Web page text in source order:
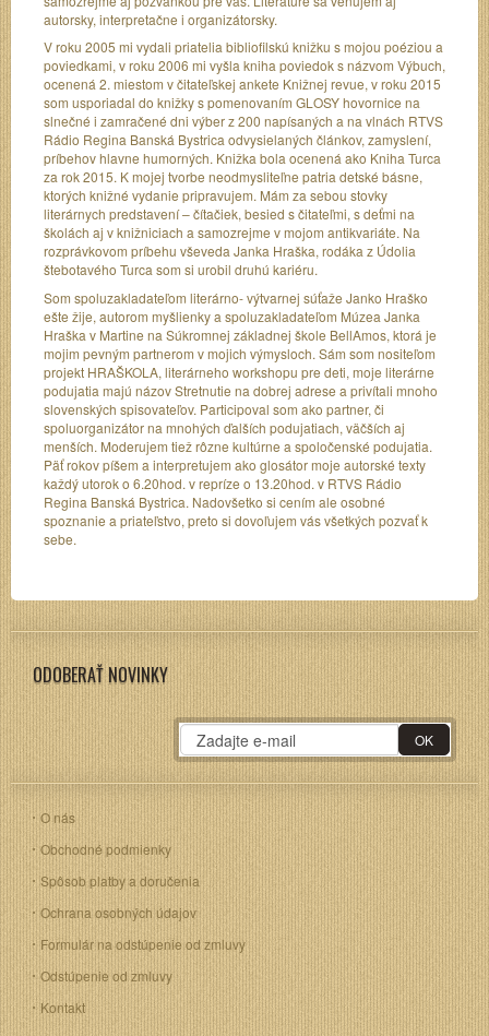
autorsky, interpretačne i organizátorsky.
V roku 2005 mi vydali priatelia bibliofilskú knižku s mojou poéziou a
poviedkami, v roku 2006 mi vyšla kniha poviedok s názvom Výbuch,
ocenená 2. miestom v čitateľskej ankete Knižnej revue, v roku 2015
som usporiadal do knižky s pomenovaním GLOSY hovornice na
slnečné i zamračené dni výber z 200 napísaných a na vlnách RTVS
Rádio Regina Banská Bystrica odvysielaných článkov, zamyslení,
príbehov hlavne humorných. Knižka bola ocenená ako Kniha Turca
za rok 2015. K mojej tvorbe neodmysliteľne patria detské básne,
ktorých knižné vydanie pripravujem. Mám za sebou stovky
literárnych predstavení – čítačiek, besied s čitateľmi, s deťmi na
školách aj v knižniciach a samozrejme v mojom antikvariáte. Na
rozprávkovom príbehu vševeda Janka Hraška, rodáka z Údolia
štebotavého Turca som si urobil druhú kariéru.
Som spoluzakladateľom literárno- výtvarnej súťaže Janko Hraško
ešte žije, autorom myšlienky a spoluzakladateľom Múzea Janka
Hraška v Martine na Súkromnej základnej škole BellAmos, ktorá je
mojim pevným partnerom v mojich výmysloch. Sám som nositeľom
projekt HRAŠKOLA, literárneho workshopu pre deti, moje literárne
podujatia majú názov Stretnutie na dobrej adrese a privítali mnoho
slovenských spisovateľov. Participoval som ako partner, či
spoluorganizátor na mnohých ďalších podujatiach, väčších aj
menších. Moderujem tiež rôzne kultúrne a spoločenské podujatia.
Päť rokov píšem a interpretujem ako glosátor moje autorské texty
každý utorok o 6.20hod. v repríze o 13.20hod. v RTVS Rádio
Regina Banská Bystrica. Nadovšetko si cením ale osobné
spoznanie a priateľstvo, preto si dovoľujem vás všetkých pozvať k
sebe.
ODOBERAŤ NOVINKY
O nás
Obchodné podmienky
Spôsob platby a doručenia
Ochrana osobných údajov
Formulár na odstúpenie od zmluvy
Odstúpenie od zmluvy
Kontakt